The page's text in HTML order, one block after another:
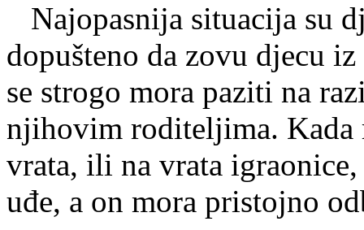
Najopasnija situacija su
dopušteno da zovu djecu
se strogo mora paziti na
njihovim roditeljima. Kada
vrata, ili na vrata
uđe, a on mora pristojno